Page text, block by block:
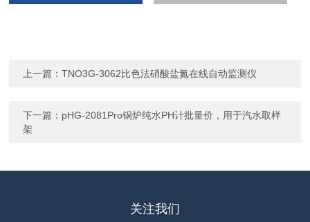
上一篇：TNO3G-3062比色法硝酸盐氮在线自动监测仪
下一篇： pHG-2081Pro锅炉纯水PH计批量价，用于汽水取样
架
关注我们